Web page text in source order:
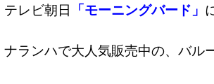
テレビ朝日 「モーニングバード」
ナランハで大人気販売中の、バル